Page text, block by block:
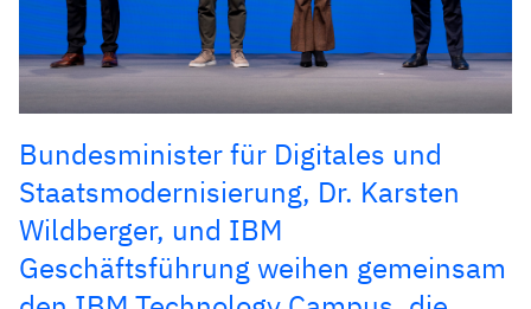
Bundesminister für Digitales und
Staatsmodernisierung, Dr. Karsten
Wildberger, und IBM
Geschäftsführung weihen gemeinsam